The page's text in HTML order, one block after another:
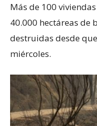
Más de 100
40.000 hectáreas de
destruidas desde
miércoles.